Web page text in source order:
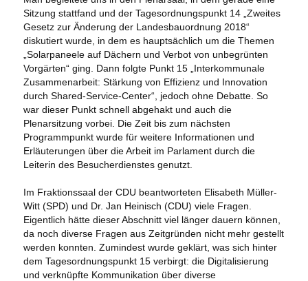
Sitzung stattfand und der Tagesordnungspunkt 14 „Zweites
Gesetz zur Änderung der Landesbauordnung 2018“
diskutiert wurde, in dem es hauptsächlich um die Themen
„Solarpaneele auf Dächern und Verbot von unbegrünten
Vorgärten“ ging. Dann folgte Punkt 15 „Interkommunale
Zusammenarbeit: Stärkung von Effizienz und Innovation
durch Shared-Service-Center“, jedoch ohne Debatte. So
war dieser Punkt schnell abgehakt und auch die
Plenarsitzung vorbei. Die Zeit bis zum nächsten
Programmpunkt wurde für weitere Informationen und
Erläuterungen über die Arbeit im Parlament durch die
Leiterin des Besucherdienstes genutzt.
Im Fraktionssaal der CDU beantworteten Elisabeth Müller-
Witt (SPD) und Dr. Jan Heinisch (CDU) viele Fragen.
Eigentlich hätte dieser Abschnitt viel länger dauern können,
da noch diverse Fragen aus Zeitgründen nicht mehr gestellt
werden konnten. Zumindest wurde geklärt, was sich hinter
dem Tagesordnungspunkt 15 verbirgt: die Digitalisierung
und verknüpfte Kommunikation über diverse